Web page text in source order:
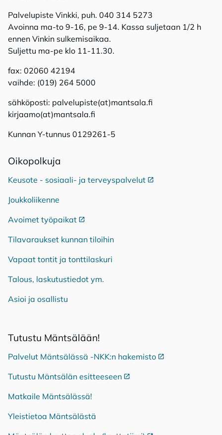
Palvelupiste Vinkki, puh. 040 314 5273
Avoinna ma-to 9-16, pe 9-14. Kassa suljetaan 1/2 h
ennen Vinkin sulkemisaikaa.
Suljettu ma-pe klo 11-11.30.
fax: 02060 42194
vaihde: (019) 264 5000
sähköposti: palvelupiste(at)mantsala.fi
kirjaamo(at)mantsala.fi
Kunnan Y-tunnus 0129261-5
Oi­ko­pol­ku­ja
Keusote - sosiaali- ja terveyspalvelut Ulkoinen linkki
Joukkoliikenne
Avoimet työpaikat Ulkoinen linkki
Tilavaraukset kunnan tiloihin
Vapaat tontit ja tonttilaskuri
Talous, laskutustiedot ym.
Asioi ja osallistu
Tu­tus­tu Mänt­sä­lään!
Palvelut Mäntsälässä -NKK:n hakemisto Ulkoinen linkki
Tutustu Mäntsälän esitteeseen Ulkoinen linkki
Matkaile Mäntsälässä!
Yleistietoa Mäntsälästä